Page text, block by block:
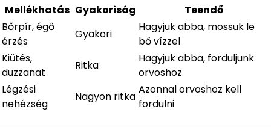
Mellékhatás Gyakoriság
Teendő
Bőrpír, égő
érzés
Gyakori
Hagyjuk abba, mossuk le
bő vízzel
Kiütés,
duzzanat
Ritka
Hagyjuk abba, forduljunk
orvoshoz
Légzési
nehézség
Nagyon ritka
Azonnal orvoshoz kell
fordulni